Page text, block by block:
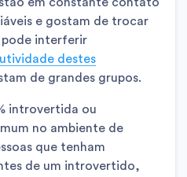
e gostam de trocar
pode interferir
destes
de grandes grupos.
introvertida ou
no ambiente de
que tenham
de um introvertido,